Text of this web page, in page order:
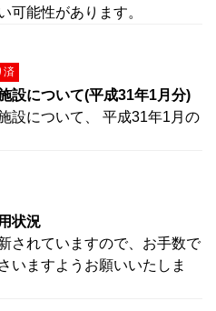
可能性があります。
済
設について(平成31年1月分)
設について、 平成31年1月の
状況
されていますので、お手数で
いますようお願いいたしま